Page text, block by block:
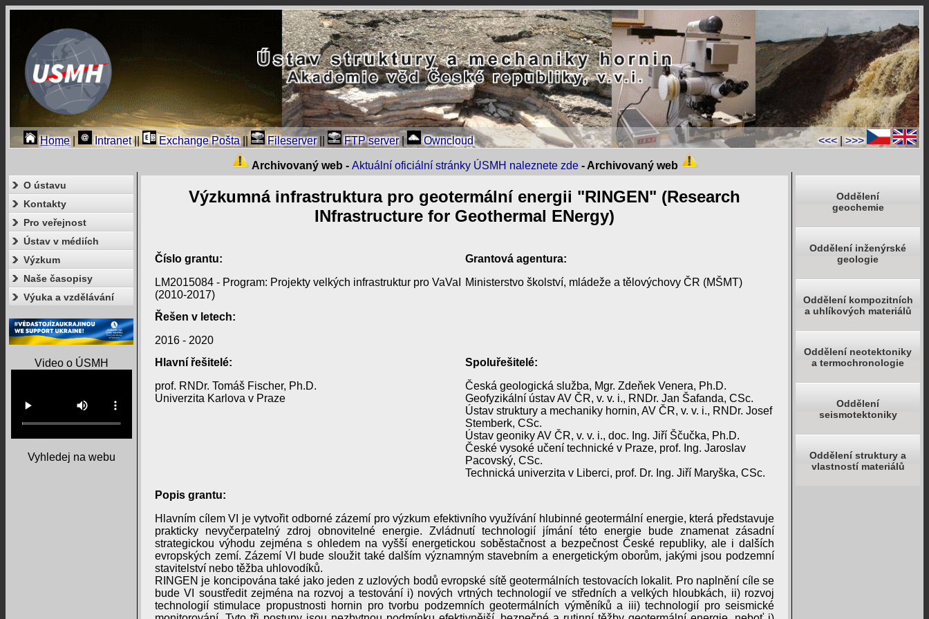
Home| Intranet|| Exchange Pošta || Fileserver|| FTP server| Owncloud <<<|>>>
Archivovaný web - Aktuální oficiální stránky ÚSMH naleznete zde- Archivovaný web
O ústavu
Kontakty
Pro veřejnost
Ústav v médiích
Výzkum
Naše časopisy
Výuka a vzdělávání
Video o ÚSMH
Vyhledej na webu
Výzkumná infrastruktura pro geotermální energii "RINGEN" (Research
INfrastructure for Geothermal ENergy)
Číslo grantu:
LM2015084 - Program: Projekty velkých infrastruktur pro VaVaI
(2010-2017)
Grantová agentura:
Ministerstvo školství, mládeže a tělovýchovy ČR (MŠMT)
Řešen v letech:
2016 - 2020
Hlavní řešitelé:
prof. RNDr. Tomáš Fischer, Ph.D.
Univerzita Karlova v Praze
Spoluřešitelé:
Česká geologická služba, Mgr. Zdeňek Venera, Ph.D.
Geofyzikální ústav AV ČR, v. v. i., RNDr. Jan Šafanda, CSc.
Ústav struktury a mechaniky hornin, AV ČR, v. v. i., RNDr. Josef
Stemberk, CSc.
Ústav geoniky AV ČR, v. v. i., doc. Ing. Jiří Ščučka, Ph.D.
České vysoké učení technické v Praze, prof. Ing. Jaroslav
Pacovský, CSc.
Technická univerzita v Liberci, prof. Dr. Ing. Jiří Maryška, CSc.
Popis grantu:
Hlavním cílem VI je vytvořit odborné zázemí pro výzkum efektivního využívání hlubinné geotermální energie, která představuje
prakticky nevyčerpatelný zdroj obnovitelné energie. Zvládnutí technologií jímání této energie bude znamenat zásadní
strategickou výhodu zejména s ohledem na vyšší energetickou soběstačnost a bezpečnost České republiky, ale i dalších
evropských zemí. Zázemí VI bude sloužit také dalším významným stavebním a energetickým oborům, jakými jsou podzemní
stavitelství nebo těžba uhlovodíků.
RINGEN je koncipována také jako jeden z uzlových bodů evropské sítě geotermálních testovacích lokalit. Pro naplnění cíle se
bude VI soustředit zejména na rozvoj a testování i) nových vrtných technologií ve středních a velkých hloubkách, ii) rozvoj
technologií stimulace propustnosti hornin pro tvorbu podzemních geotermálních výměníků a iii) technologií pro seismické
Oddělení
geochemie
Oddělení inženýrské
geologie
Oddělení kompozitních
a uhlíkových materiálů
Oddělení neotektoniky
a termochronologie
Oddělení
seismotektoniky
Oddělení struktury a
vlastností materiálů